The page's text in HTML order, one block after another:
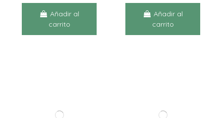
Añadir al
carrito
Añadir al
carrito